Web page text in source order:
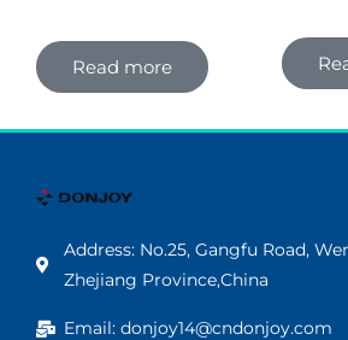
Read more
Address: No.25, Gangfu Road,
Zhejiang Province,China
Email: donjoy14@cndonjoy.com